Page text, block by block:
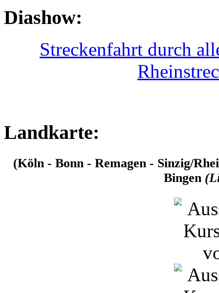
Diashow:
Streckenfahrt durch
Landkarte:
(Köln - Bonn - Remagen - Sinzig/
Bingen